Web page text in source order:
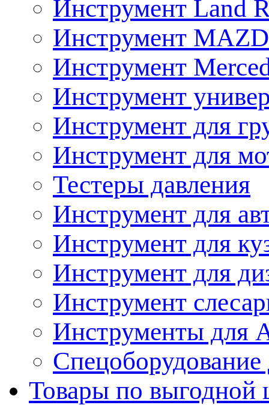
Инструмент Land
Инструмент
Инструмент
Инструмент
Инструмент для
Инструмент для
Тестеры давления
Инструмент для
Инструмент для
Инструмент для
Инструмент
Инструменты
Спецоборудование
Товары по выгодной